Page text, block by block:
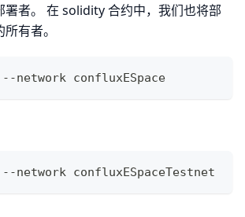
署者。 在 solidity 合约中，我们也将部
有者。
network confluxESpace
network confluxESpaceTestnet